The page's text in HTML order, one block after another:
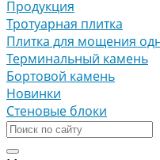
Продукция
Тротуарная плитка
Плитка для мощения
Терминальный камень
Бортовой камень
Новинки
Стеновые блоки